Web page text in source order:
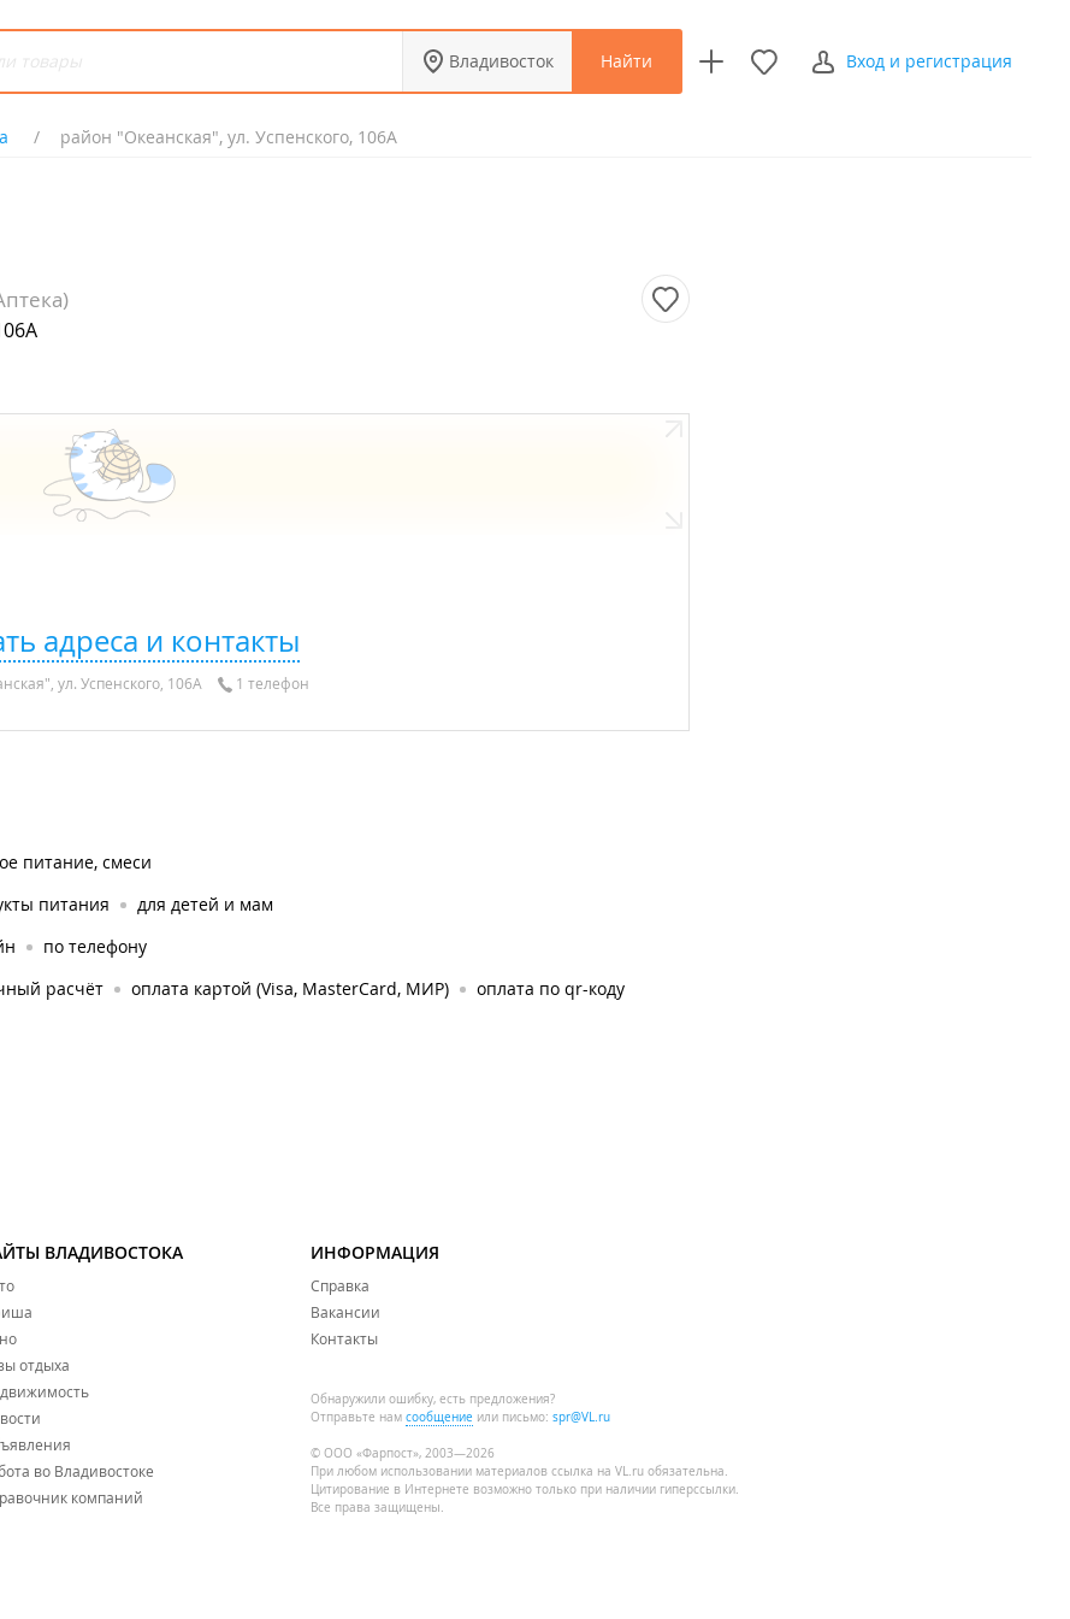
Владивосток Найти Вход и регистрация
район "Океанская", ул. Успенского, 106А
адреса и контакты
ул. Успенского, 106А 1 телефон
питание, смеси
питания
для детей и мам
по телефону
расчёт оплата картой (Visa, MasterCard, МИР) оплата по qr-коду
ВЛАДИВОСТОКА
отдыха
во Владивостоке
компаний
ИНФОРМАЦИЯ
Справка
Вакансии
Контакты
Обнаружили ошибку, есть предложения?
Отправьте нам сообщение или письмо: spr@VL.ru
© ООО «Фарпост», 2003—2026
При любом использовании материалов ссылка на VL.ru обязательна.
Цитирование в Интернете возможно только при наличии гиперссылки.
Все права защищены.